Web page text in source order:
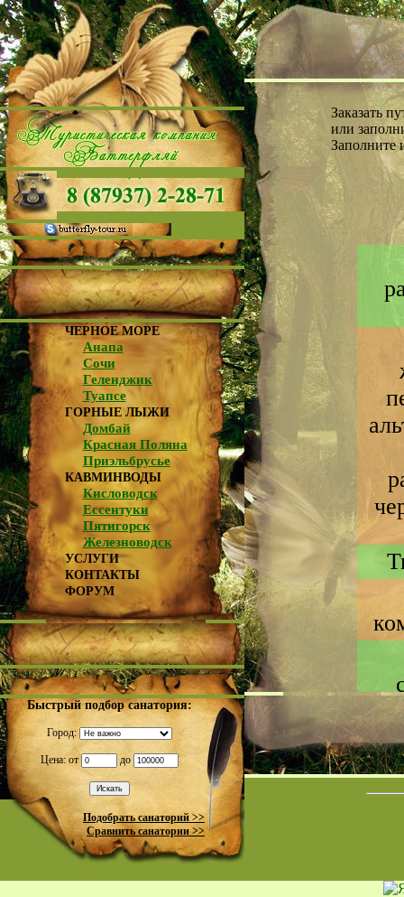
ЧЕРНОЕ МОРЕ
Анапа
Сочи
Геленджик
Туапсе
ГОРНЫЕ ЛЫЖИ
Домбай
Красная Поляна
Приэльбрусье
КАВМИНВОДЫ
Кисловодск
Ессентуки
Пятигорск
Железноводск
УСЛУГИ
КОНТАКТЫ
ФОРУМ
Быстрый подбор санатория:
Город:
Цена: от до
Подобрать санаторий >>
Сравнить санатории >>
Заказать
или
Заполните